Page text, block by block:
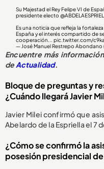
Su Majestad el Rey Felipe VI de
presidente electo
Es una noticia que refleja la
España y el interés compartido de
cooperación...pic.twitter.com/
— José Manuel Restrepo Abondano
Encuentre más
deActualidad.
Bloque de preguntas y
¿Cuándo llegará Javier
Javier Milei confirmó que
Abelardo de la Espriella el 7
¿Cómo se confirmó la
posesión presidencial